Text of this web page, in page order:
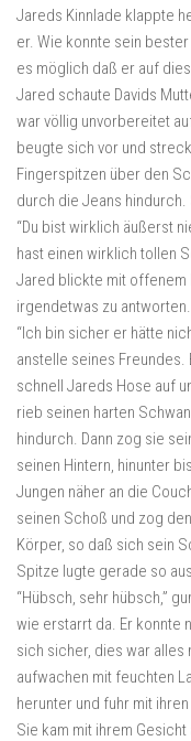
Jareds Kinnlade klappte
er. Wie konnte sein
es möglich daß er auf
Jared schaute Davids
war völlig unvorbereitet
beugte sich vor und
Fingerspitzen über den
durch die Jeans
“Du bist wirklich äußerst
hast einen wirklich tollen
Jared blickte mit offenem
irgendetwas zu antworten.
“Ich bin sicher er hätte
anstelle seines
schnell Jareds Hose auf
rieb seinen harten
hindurch. Dann zog sie
seinen Hintern, hinunter
Jungen näher an die
seinen Schoß und zog
Körper, so daß sich sein
Spitze lugte gerade so
“Hübsch, sehr hübsch,”
wie erstarrt da. Er konnte
sich sicher, dies war alles
aufwachen mit feuchten
herunter und fuhr mit
Sie kam mit ihrem